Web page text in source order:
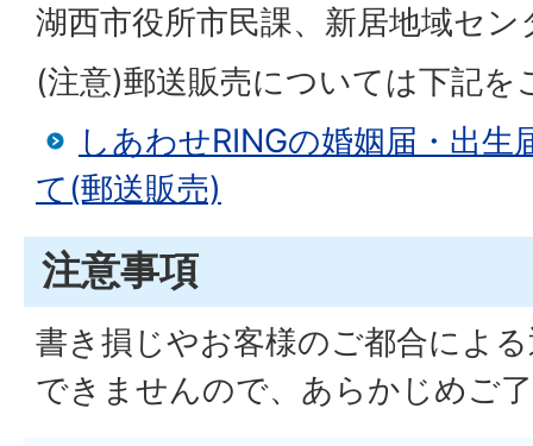
湖西市役所市民課、新居地域セン
(注意)郵送販売については下記を
しあわせRINGの婚姻届・出生
て(郵送販売)
注意事項
書き損じやお客様のご都合によ
できませんので、あらかじめご